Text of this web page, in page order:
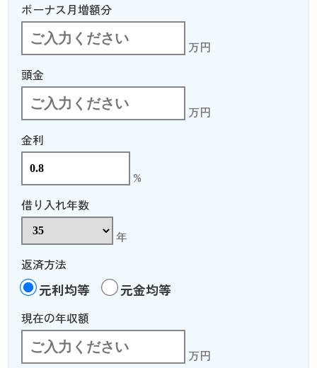
ボーナス月増額分
万円
頭金
万円
金利
%
借り入れ年数
年
返済方法
元利均等 元金均等
現在の年収額
万円